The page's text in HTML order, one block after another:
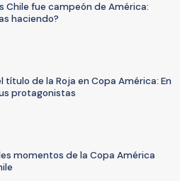
Chile fue campeón de América:
haciendo?
título de la Roja en Copa América: En
protagonistas
momentos de la Copa América